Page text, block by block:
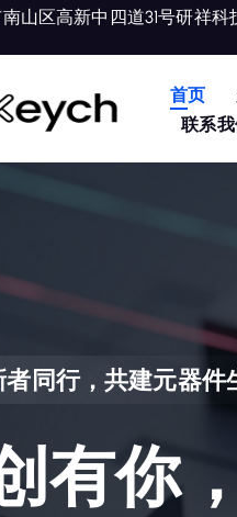
山区高新中四道31号研祥科
首页
联系
者同行，共建元器件
有你